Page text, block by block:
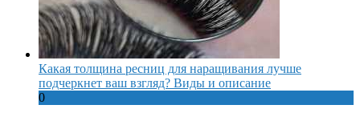
Какая толщина ресниц для наращивания лучше
подчеркнет ваш взгляд? Виды и описание
0